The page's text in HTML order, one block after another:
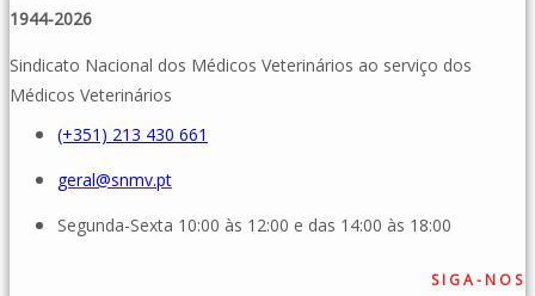
1944-2026
Sindicato Nacional dos Médicos Veterinários ao serviço dos
Médicos Veterinários
(+351) 213 430 661
geral@snmv.pt
Segunda-Sexta 10:00 às 12:00 e das 14:00 às 18:00
SIGA-NOS